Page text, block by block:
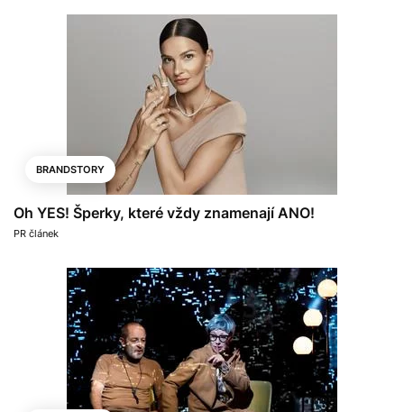
BRANDSTORY
Oh YES! Šperky, které vždy znamenají ANO!
PR článek